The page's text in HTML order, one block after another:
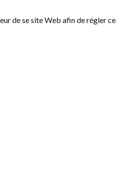
de se site Web afin de régler ce